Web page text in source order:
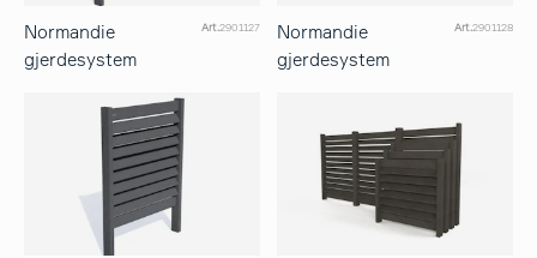
Normandie
gjerdesystem
Art.2901127
Normandie
gjerdesystem
Art.2901128